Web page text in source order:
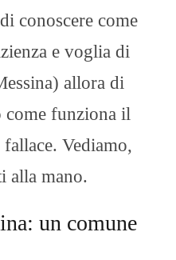
conoscere come
e voglia di
allora di
funziona il
Vediamo,
alla mano.
un comune